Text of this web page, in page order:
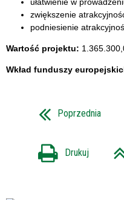
zwiększenie
podniesienie
Wartość projektu:
Wkład funduszy
Poprzednia
Drukuj